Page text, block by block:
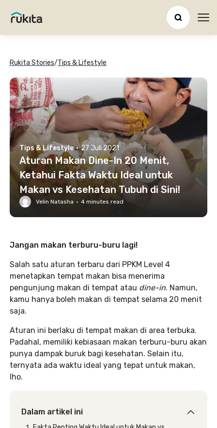
Rukita Stories/Tips & Lifestyle
Tips & Lifestyle · 27 Juli 2021
Aturan Makan Dine-In 20 Menit,
Ketahui Fakta Waktu Ideal untuk
Makan vs Kesehatan Tubuh di Sini!
Velin Natasha · 4 minutes read
Jangan makan terburu-buru lagi!
Salah satu aturan terbaru dari PPKM Level 4
menetapkan tempat makan bisa menerima
pengunjung makan di tempat atau dine-in. Namun,
kamu hanya boleh makan di tempat selama 20 menit
saja.
Aturan ini berlaku di tempat makan di area terbuka.
Padahal, memiliki kebiasaan makan terburu-buru akan
punya dampak buruk bagi kesehatan. Selain itu,
ternyata ada waktu ideal yang tepat untuk makan,
lho.
Dalam artikel ini